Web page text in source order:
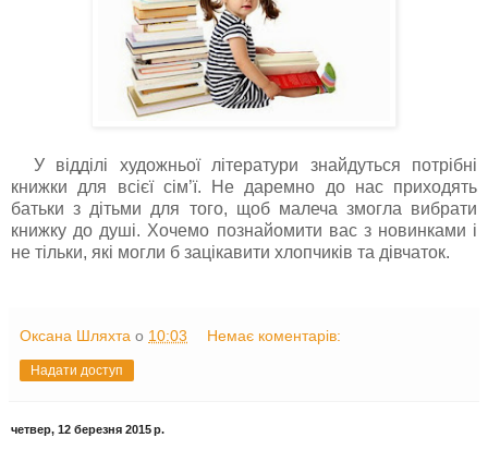
У відділі художньої літератури знайдуться потрібні
книжки для всієї сім’ї. Не даремно до нас приходять
батьки з дітьми для того, щоб малеча змогла вибрати
книжку до душі. Хочемо познайомити вас з новинками і
не тільки, які могли б зацікавити хлопчиків та дівчаток.
Оксана Шляхта о 10:03 Немає коментарів:
Надати доступ
четвер, 12 березня 2015 р.